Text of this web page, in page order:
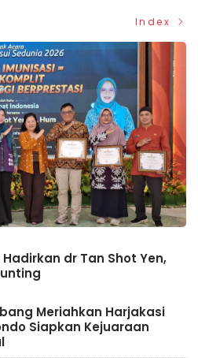
Index
Hadirkan dr Tan Shot Yen,
Meriahkan Harjakasi
Siapkan Kejuaraan